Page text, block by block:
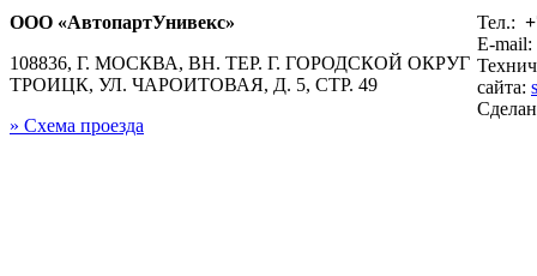
ООО «АвтопартУнивекс»
108836, Г. МОСКВА, ВН. ТЕР. Г. ГОРОДСКОЙ ОКРУГ
ТРОИЦК, УЛ. ЧАРОИТОВАЯ, Д. 5, СТР. 49
» Схема проезда
Тел.:
E-mail:
сайта: